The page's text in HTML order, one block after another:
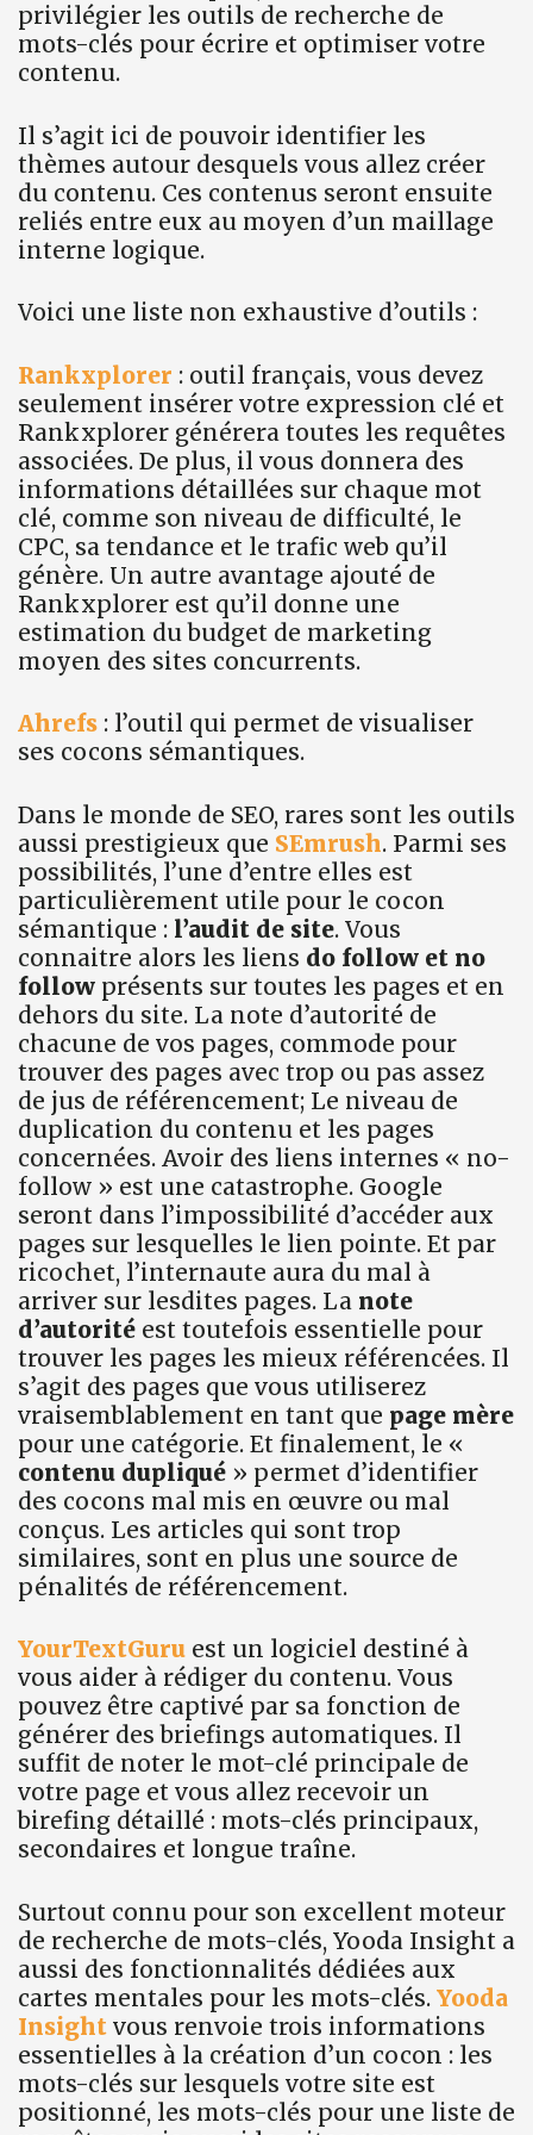
privilégier les outils de recherche de
mots-clés pour écrire et optimiser votre
contenu.
Il s’agit ici de pouvoir identifier les
thèmes autour desquels vous allez créer
du contenu. Ces contenus seront ensuite
reliés entre eux au moyen d’un maillage
interne logique.
Voici une liste non exhaustive d’outils :
Rankxplorer : outil français, vous devez
seulement insérer votre expression clé et
Rankxplorer générera toutes les requêtes
associées. De plus, il vous donnera des
informations détaillées sur chaque mot
clé, comme son niveau de difficulté, le
CPC, sa tendance et le trafic web qu’il
génère. Un autre avantage ajouté de
Rankxplorer est qu’il donne une
estimation du budget de marketing
moyen des sites concurrents.
Ahrefs : l’outil qui permet de visualiser
ses cocons sémantiques.
Dans le monde de SEO, rares sont les outils
aussi prestigieux que SEmrush. Parmi ses
possibilités, l’une d’entre elles est
particulièrement utile pour le cocon
sémantique : l’audit de site. Vous
connaitre alors les liens do follow et no
follow présents sur toutes les pages et en
dehors du site. La note d’autorité de
chacune de vos pages, commode pour
trouver des pages avec trop ou pas assez
de jus de référencement; Le niveau de
duplication du contenu et les pages
concernées. Avoir des liens internes « no-
follow » est une catastrophe. Google
seront dans l’impossibilité d’accéder aux
pages sur lesquelles le lien pointe. Et par
ricochet, l’internaute aura du mal à
arriver sur lesdites pages. La note
d’autorité est toutefois essentielle pour
trouver les pages les mieux référencées. Il
s’agit des pages que vous utiliserez
vraisemblablement en tant que page mère
pour une catégorie. Et finalement, le «
contenu dupliqué » permet d’identifier
des cocons mal mis en œuvre ou mal
conçus. Les articles qui sont trop
similaires, sont en plus une source de
pénalités de référencement.
YourTextGuru est un logiciel destiné à
vous aider à rédiger du contenu. Vous
pouvez être captivé par sa fonction de
générer des briefings automatiques. Il
suffit de noter le mot-clé principale de
votre page et vous allez recevoir un
birefing détaillé : mots-clés principaux,
secondaires et longue traîne.
Surtout connu pour son excellent moteur
de recherche de mots-clés, Yooda Insight a
aussi des fonctionnalités dédiées aux
cartes mentales pour les mots-clés. Yooda
Insight vous renvoie trois informations
essentielles à la création d’un cocon : les
mots-clés sur lesquels votre site est
positionné, les mots-clés pour une liste de